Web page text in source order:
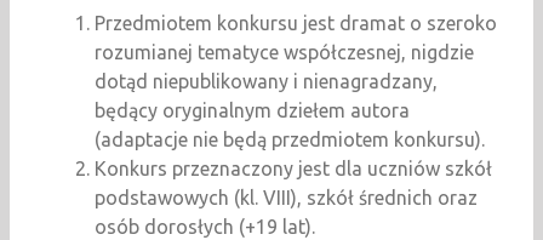
Przedmiotem konkursu jest dramat o szeroko
rozumianej tematyce współczesnej, nigdzie
dotąd niepublikowany i nienagradzany,
będący oryginalnym dziełem autora
(adaptacje nie będą przedmiotem konkursu).
Konkurs przeznaczony jest dla uczniów szkół
podstawowych (kl. VIII), szkół średnich oraz
osób dorosłych (+19 lat).